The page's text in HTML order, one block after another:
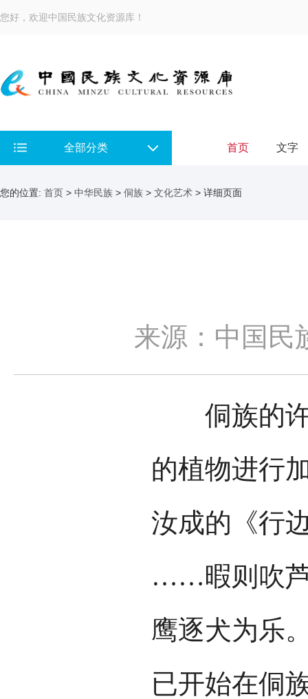
您好，欢迎中国民族文化资源库！
全部分类 首页 文字
您的位置: 首页 > 中华民族 > 侗族 > 文化艺术 > 详细页面
来源：中国民
侗族的许
的植物进行
汝成的《行
……暇则吹芦
鹰逐犬为乐
已开始在侗